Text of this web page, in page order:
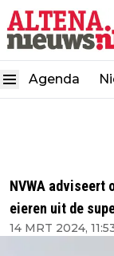
Agenda
NVWA adviseert
eieren uit de
14 MRT 2024,